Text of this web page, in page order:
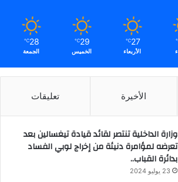
27
℃
الأربعاء
29
℃
الخميس
28
℃
الجمعة
الأخيرة تعليقات
وزارة الداخلية تنتصر لقائد قيادة تيغسالين بعد
تعرضه لمؤامرة دنيئة من إخراج لوبي الفساد
بدائرة القباب..
23 يوليو 2024